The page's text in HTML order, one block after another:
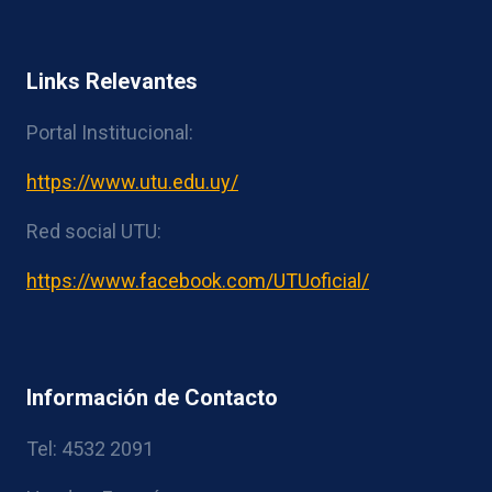
Links Relevantes
Portal Institucional:
https://www.utu.edu.uy/
Red social UTU:
https://www.facebook.com/UTUoficial/
Información de Contacto
Tel: 4532 2091